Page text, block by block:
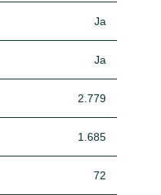
Ja
Ja
2.779
1.685
72